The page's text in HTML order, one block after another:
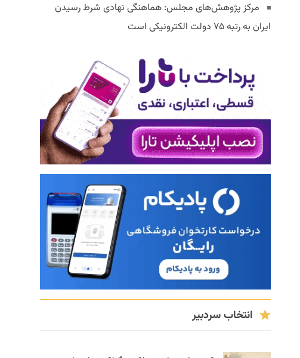
مرکز پژوهش‌های مجلس: هماهنگی نهادی شرط رسیدن
ایران به رتبه ۷۵ دولت الکترونیکی است
انتخاب سردبیر